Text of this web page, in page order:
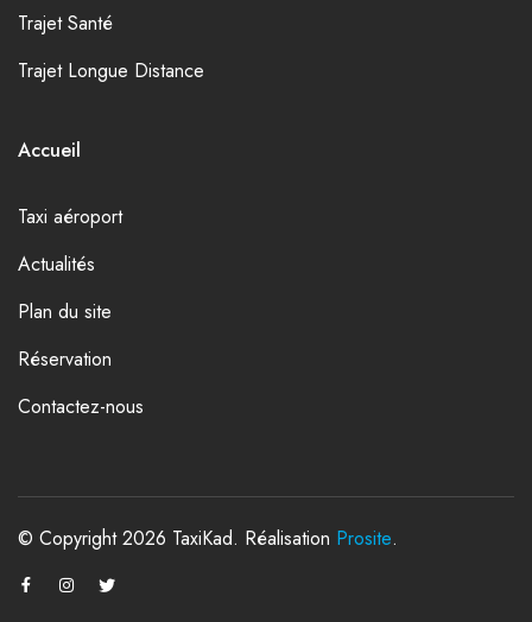
Trajet Santé
Trajet Longue Distance
Accueil
Taxi aéroport
Actualités
Plan du site
Réservation
Contactez-nous
© Copyright 2026 TaxiKad. Réalisation Prosite.